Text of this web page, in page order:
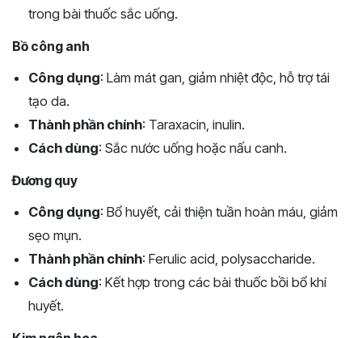
trong bài thuốc sắc uống.
Bồ công anh
Công dụng: Làm mát gan, giảm nhiệt độc, hỗ trợ tái
tạo da.
Thành phần chính: Taraxacin, inulin.
Cách dùng: Sắc nước uống hoặc nấu canh.
Đương quy
Công dụng: Bổ huyết, cải thiện tuần hoàn máu, giảm
sẹo mụn.
Thành phần chính: Ferulic acid, polysaccharide.
Cách dùng: Kết hợp trong các bài thuốc bồi bổ khí
huyết.